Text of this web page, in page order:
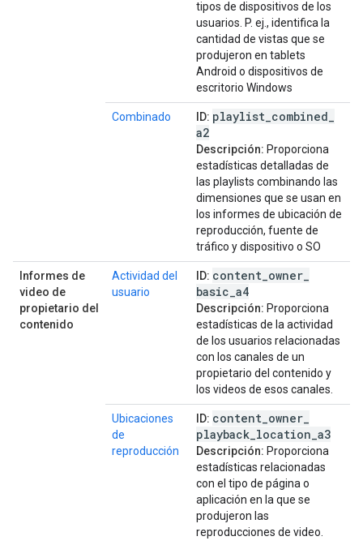
tipos de dispositivos de los
usuarios. P. ej., identifica la
cantidad de vistas que se
produjeron en tablets
Android o dispositivos de
escritorio Windows
Combinado ID: playlist combined
a2
Descripción: Proporciona
estadísticas detalladas de
las playlists combinando las
dimensiones que se usan en
los informes de ubicación de
reproducción, fuente de
tráfico y dispositivo o SO
Informes de
video de
propietario del
contenido
Actividad del
usuario
ID: content owner
basic a4
Descripción: Proporciona
estadísticas de la actividad
de los usuarios relacionadas
con los canales de un
propietario del contenido y
los videos de esos canales.
Ubicaciones
de
reproducción
ID: content owner
playback location a3
Descripción: Proporciona
estadísticas relacionadas
con el tipo de página o
aplicación en la que se
produjeron las
reproducciones de video.